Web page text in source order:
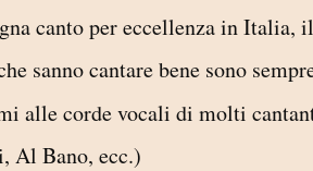
canto per eccellenza in Italia,
sanno cantare bene sono
alle corde vocali di molti
Al Bano, ecc.)